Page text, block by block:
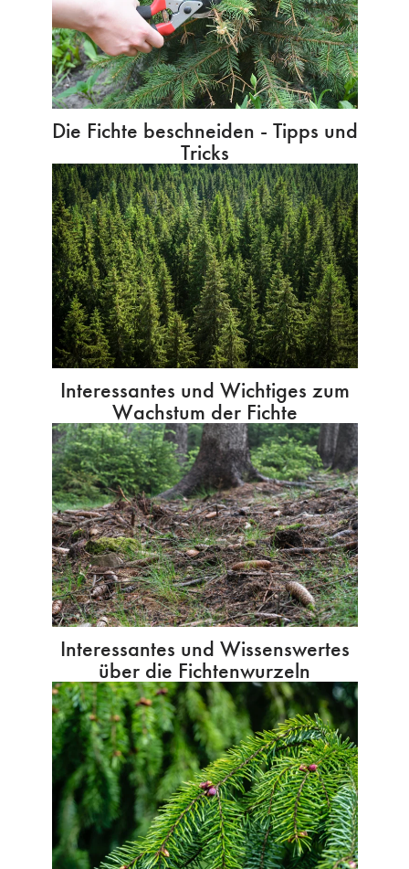
Die Fichte beschneiden - Tipps und
Tricks
Interessantes und Wichtiges zum
Wachstum der Fichte
Interessantes und Wissenswertes
über die Fichtenwurzeln